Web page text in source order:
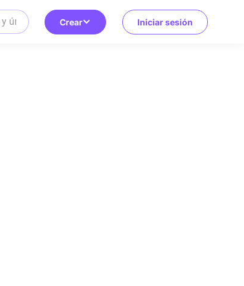
Crear Iniciar sesión